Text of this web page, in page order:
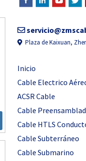
Plaza de Kaixuan,
Inicio
Cable Electrico
ACSR Cable
Cable
Cable HTLS
Cable Subterráneo
Cable Submarino